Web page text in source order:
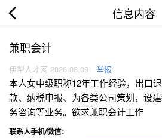
信息内容
兼职会计
伊犁人才网 2026.08.09 举报
本人女中级职称12年工作经验，出口
款、纳税申报、为各类公司策划，设
务咨询等业务。欲求兼职会计工作
联系人手机/微信：